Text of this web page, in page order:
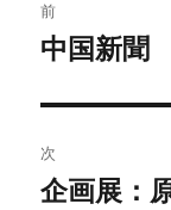
稿
ビ
ゲ
前
前
投
稿:
中国新聞
次
次
企画展：